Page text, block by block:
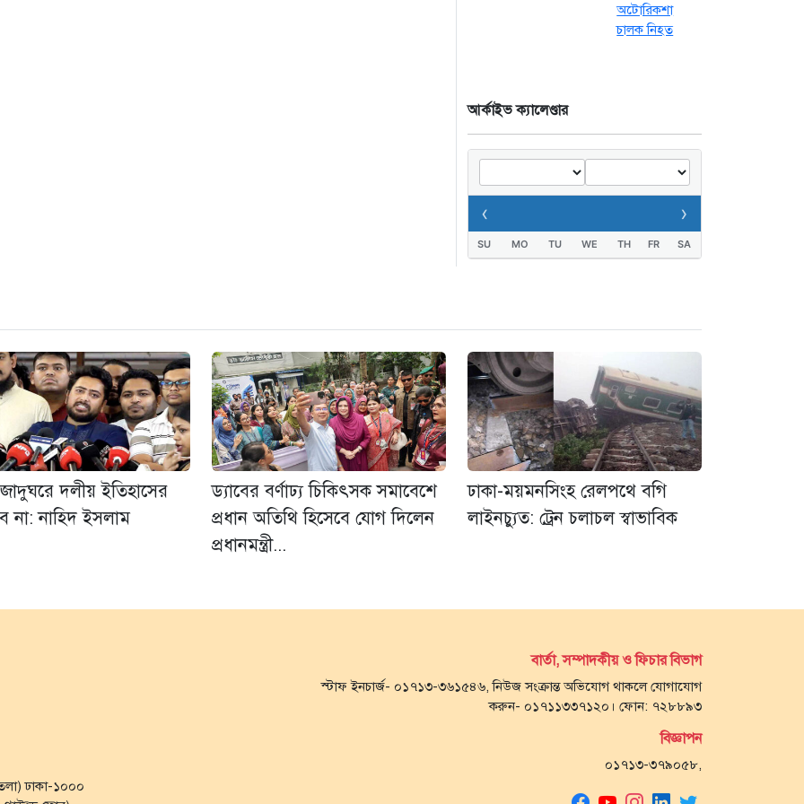
ভয়াবহ সংঘর্ষ: ঝরে গেল
৮টি তাজা প্রাণ,
জনের অবস্থা
আশঙ্কাজনক
আর্কাইভ ক্যালেণ্ডার
‹ ›
SU MO TU WE TH FR SA
দলীয় ইতিহাসের
না: নাহিদ ইসলাম
ড্যাবের বর্ণাঢ্য চিকিৎসক সমাবেশে
প্রধান অতিথি হিসেবে যোগ দিলেন
প্রধানমন্ত্রী...
ঢাকা-ময়মনসিংহ রেলপথে বগি
লাইনচ্যুত: ট্রেন চলাচল স্বাভাবিক
ঢাকা-১০০০
বার্তা, সম্পাদকীয় ও ফিচার বিভাগ
স্টাফ ইনচার্জ- ০১৭১৩-৩৬১৫৪৬, নিউজ সংক্রান্ত অভিযোগ থাকলে যোগাযোগ
করুন- ০১৭১১৩৩৭১২০। ফোন: ৭২৮৮৯৩
বিজ্ঞাপন
০১৭১৩-৩৭৯০৫৮,